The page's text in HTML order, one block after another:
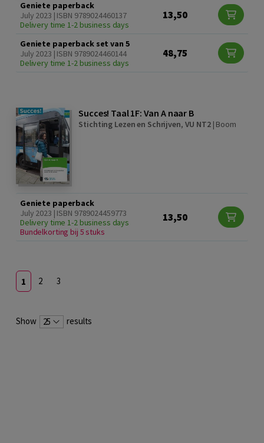
Geniete paperback
July 2023 | ISBN 9789024460137
Delivery time 1-2 business days
13,50
Geniete paperback set van 5
July 2023 | ISBN 9789024460144
Delivery time 1-2 business days
48,75
Succes! Taal 1F: Van A naar B
Stichting Lezen en Schrijven, VU NT2| Boom
Geniete paperback
July 2023 | ISBN 9789024459773
Delivery time 1-2 business days
Bundelkorting bij 5 stuks
13,50
1 2 3
Show 25 results